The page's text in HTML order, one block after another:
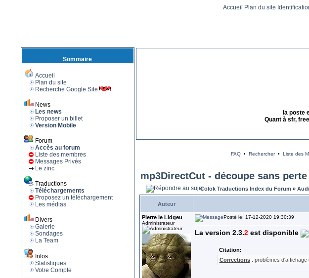
Accueil Plan du site
Sommaire
Accueil
Plan du site
Recherche Google Site
News
Les news
Proposer un billet
Version Mobile
Forum
Accès au forum
Liste des membres
Messages Privés
Le zinc
Traductions
Téléchargements
Proposez un téléchargement
Les médias
Divers
Galerie
Sondages
La Team
Infos
Statistiques
Votre Compte
la poste
Quant à sfr,
FAQ• Rechercher• Liste des
mp3DirectCut - découpe sans perte
Colok Traductions Index du Forum »
Auteur
Pierre le Lidgeu
Administrateur
Posté le: 17-12-2020 19:30:39
La version 2.3.2est disponible
Citation:
Corrections: problèmes d'affichage